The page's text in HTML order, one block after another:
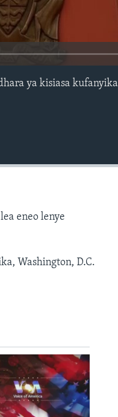
ya kisiasa kufanyika
eneo lenye
Washington, D.C.